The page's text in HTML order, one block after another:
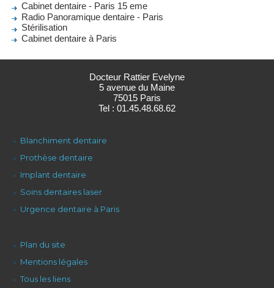
Cabinet dentaire - Paris 15 eme
Radio Panoramique dentaire - Paris
Stérilisation
Cabinet dentaire à Paris
Docteur Rattier Evelyne
5 avenue du Maine
75015 Paris
Tel : 01.45.48.68.62
Blanchiment dentaire
Prothèse dentaire
Implant dentaire
Soins dentaires laser
Urgence dentaire à Paris
Plan du site
Mentions légales
Tous les liens